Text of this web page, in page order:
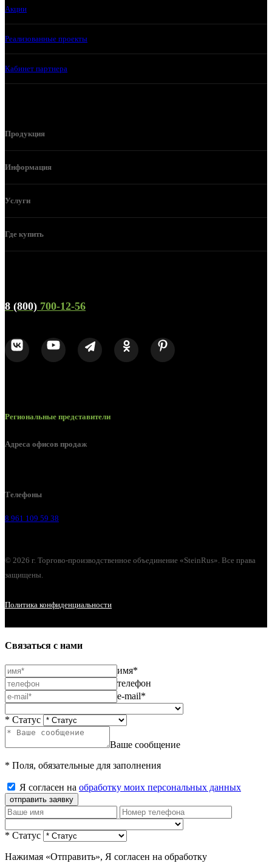
Акции
Реализованные проекты
Кабинет партнера
Продукция
Информация
Услуги
Где купить
8 (800) 700-12-56
Региональные представители
Адреса офисов продаж
Телефоны
8 961 109 59 38
© 2026 г. Торгово-производственное объединение «SteinRus». Все права
защищены.
Политика конфиденциальности
Связаться с нами
имя*
телефон
e-mail*
* Статус
Ваше сообщение
* Поля, обязательные для заполнения
Я согласен на обработку моих персональных данных
отправить заявку
* Статус
Нажимая «Отправить», Я согласен на обработку